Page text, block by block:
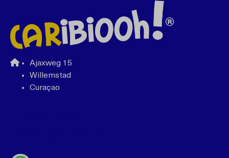
Ajaxweg 15
Willemstad
Curaçao